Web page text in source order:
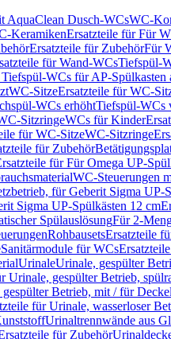
AquaClean Dusch-WCsWC-
KeramikenErsatzteile für Für
Ersatzteile für ZubehörFür
für Wand-WCsTiefspül-
WCs für AP-Spülkasten
WC-SitzeErsatzteile für WC-
WCs erhöhtTiefspül-WCs
SitzringeWCs für Kinder
für WC-SitzeWC-Sitzringe
für Zubehör
für Für Omega UP-
WC-Steuerungen
für Geberit Sigma UP-
Sigma UP-Spülkästen 12 cm
SpülauslösungFür 2-
RohbausetsErsatzteile
Sanitärmodule für WCs
UrinaleUrinale, gespülter
Urinale, gespülter Betrieb,
Betrieb, mit / für Deckel
für Urinale, wasserloser
Urinaltrennwände aus
für Zubehör